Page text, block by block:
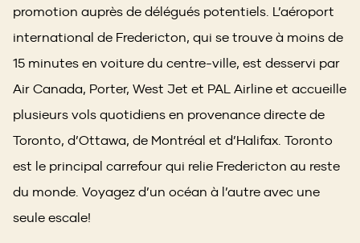
promotion auprès de délégués potentiels. L’aéroport
international de Fredericton, qui se trouve à moins de
15 minutes en voiture du centre-ville, est desservi par
Air Canada, Porter, West Jet et PAL Airline et accueille
plusieurs vols quotidiens en provenance directe de
Toronto, d’Ottawa, de Montréal et d’Halifax. Toronto
est le principal carrefour qui relie Fredericton au reste
du monde. Voyagez d’un océan à l’autre avec une
seule escale!